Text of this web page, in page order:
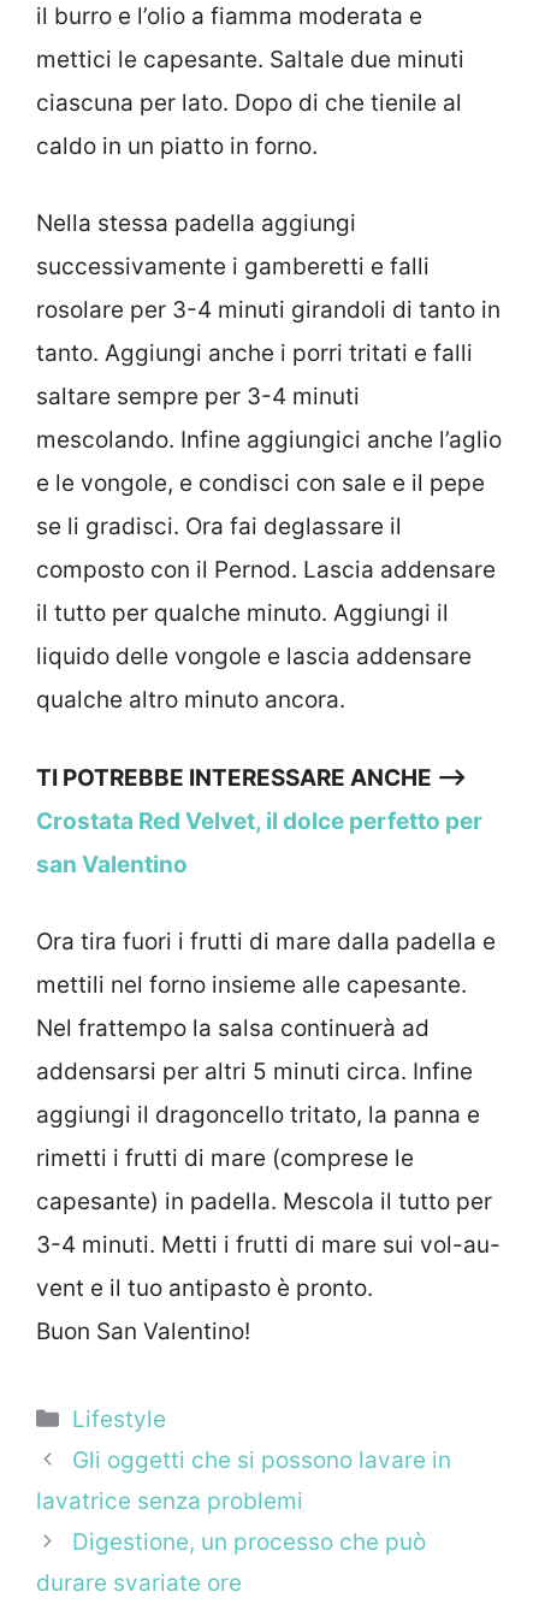
il burro e l’olio a fiamma moderata e
mettici le capesante. Saltale due minuti
ciascuna per lato. Dopo di che tienile al
caldo in un piatto in forno.
Nella stessa padella aggiungi
successivamente i gamberetti e falli
rosolare per 3-4 minuti girandoli di tanto in
tanto. Aggiungi anche i porri tritati e falli
saltare sempre per 3-4 minuti
mescolando. Infine aggiungici anche l’aglio
e le vongole, e condisci con sale e il pepe
se li gradisci. Ora fai deglassare il
composto con il Pernod. Lascia addensare
il tutto per qualche minuto. Aggiungi il
liquido delle vongole e lascia addensare
qualche altro minuto ancora.
TI POTREBBE INTERESSARE ANCHE —>
Crostata Red Velvet, il dolce perfetto per
san Valentino
Ora tira fuori i frutti di mare dalla padella e
mettili nel forno insieme alle capesante.
Nel frattempo la salsa continuerà ad
addensarsi per altri 5 minuti circa. Infine
aggiungi il dragoncello tritato, la panna e
rimetti i frutti di mare (comprese le
capesante) in padella. Mescola il tutto per
3-4 minuti. Metti i frutti di mare sui vol-au-
vent e il tuo antipasto è pronto.
Buon San Valentino!
Categorie
Lifestyle
Gli oggetti che si possono lavare in
lavatrice senza problemi
Digestione, un processo che può
durare svariate ore